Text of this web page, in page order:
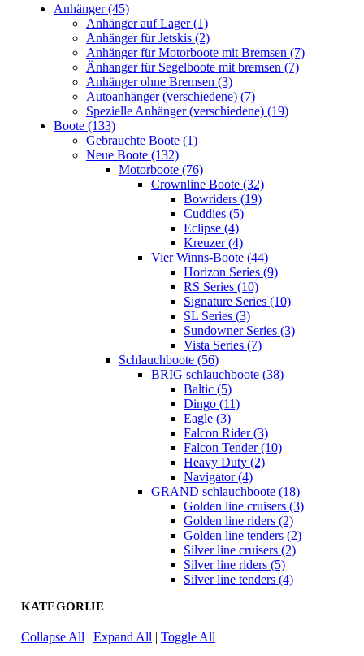
Anhänger (45)
Anhänger auf Lager (1)
Anhänger für Jetskis (2)
Anhänger für Motorboote mit Bremsen (7)
Änhanger für Segelboote mit bremsen (7)
Anhänger ohne Bremsen (3)
Autoanhänger (verschiedene) (7)
Spezielle Anhänger (verschiedene) (19)
Boote (133)
Gebrauchte Boote (1)
Neue Boote (132)
Motorboote (76)
Crownline Boote (32)
Bowriders (19)
Cuddies (5)
Eclipse (4)
Kreuzer (4)
Vier Winns-Boote (44)
Horizon Series (9)
RS Series (10)
Signature Series (10)
SL Series (3)
Sundowner Series (3)
Vista Series (7)
Schlauchboote (56)
BRIG schlauchboote (38)
Baltic (5)
Dingo (11)
Eagle (3)
Falcon Rider (3)
Falcon Tender (10)
Heavy Duty (2)
Navigator (4)
GRAND schlauchboote (18)
Golden line cruisers (3)
Golden line riders (2)
Golden line tenders (2)
Silver line cruisers (2)
Silver line riders (5)
Silver line tenders (4)
KATEGORIJE
Collapse All | Expand All | Toggle All